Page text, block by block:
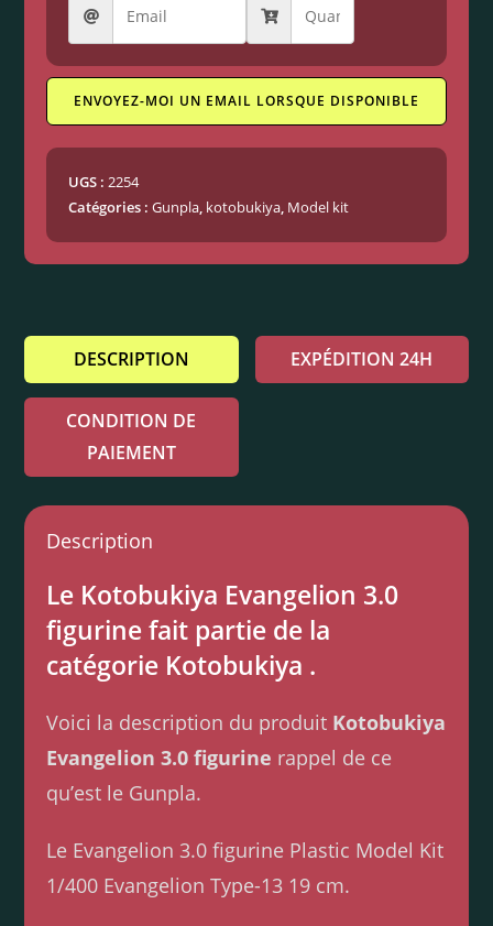
ENVOYEZ-MOI UN EMAIL LORSQUE DISPONIBLE
UGS :2254
Catégories :Gunpla, kotobukiya, Model kit
DESCRIPTION EXPÉDITION 24H
CONDITION DE
PAIEMENT
Description
Le Kotobukiya Evangelion 3.0
figurine fait partie de la
catégorie Kotobukiya .
Voici la description du produit Kotobukiya
Evangelion 3.0 figurine rappel de ce
qu’est le Gunpla.
Le Evangelion 3.0 figurine Plastic Model Kit
1/400 Evangelion Type-13 19 cm.